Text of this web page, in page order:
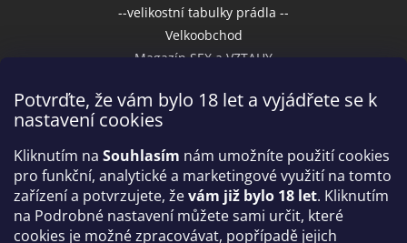
Potvrďte, že vám bylo 18 let a vyjádřete se k
nastavení cookies
Kliknutím na Souhlasím nám umožníte použití cookies
pro funkční, analytické a marketingové využití na tomto
zařízení a potvrzujete, ževám již bylo 18 let. Kliknutím
na Podrobné nastavení můžete sami určit, které
cookies je možné zpracovávat, popřípadě jejich
--velikostní tabulky prádla --
Velkoobchod
Magazín SEX a VZTAHY
Přijímáme online platby